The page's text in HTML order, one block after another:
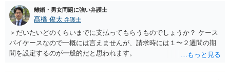
離婚・男女問題に強い弁護士
髙橋 俊太 弁護士
＞だいたいどのくらいまでに支払ってもらうものでしょうか？ ケース
バイケースなので一概には言えませんが、請求時には１〜２週間の期
間を設定するのが一般的だと思われます。